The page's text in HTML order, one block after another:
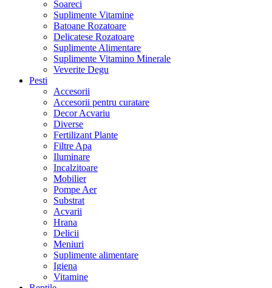
Soareci
Suplimente Vitamine
Batoane Rozatoare
Delicatese Rozatoare
Suplimente Alimentare
Suplimente Vitamino Minerale
Veverite Degu
Pesti
Accesorii
Accesorii pentru curatare
Decor Acvariu
Diverse
Fertilizant Plante
Filtre Apa
Iluminare
Incalzitoare
Mobilier
Pompe Aer
Substrat
Acvarii
Hrana
Delicii
Meniuri
Suplimente alimentare
Igiena
Vitamine